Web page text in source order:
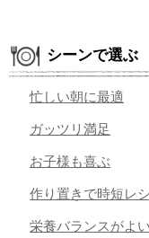
シーンで選ぶ
忙しい朝に最適
ガッツリ満足
お子様も喜ぶ
作り置きで時短レ
栄養バランスがよい